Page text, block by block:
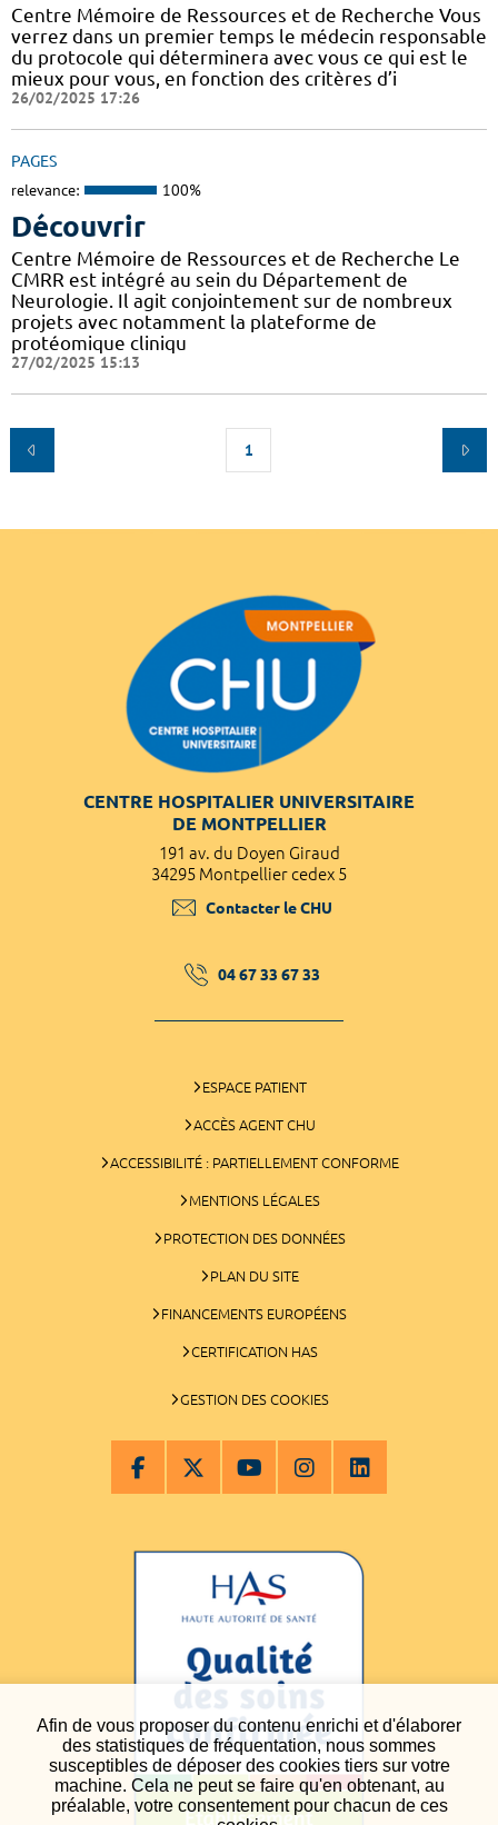
Afin de vous proposer du contenu enrichi et d'élaborer
des statistiques de fréquentation, nous sommes
susceptibles de déposer des cookies tiers sur votre
machine. Cela ne peut se faire qu'en obtenant, au
préalable, votre consentement pour chacun de ces
Centre Mémoire de Ressources et de Recherche Vous
verrez dans un premier temps le médecin responsable
du protocole qui déterminera avec vous ce qui est le
mieux pour vous, en fonction des critères d’i
26/02/2025 17:26
PAGES
relevance: 100%
Découvrir
Centre Mémoire de Ressources et de Recherche Le
CMRR est intégré au sein du Département de
Neurologie. Il agit conjointement sur de nombreux
projets avec notamment la plateforme de
protéomique cliniqu
27/02/2025 15:13
1
CENTRE HOSPITALIER UNIVERSITAIRE
DE MONTPELLIER
191 av. du Doyen Giraud
34295 Montpellier cedex 5
Contacter le CHU
04 67 33 67 33
ESPACE PATIENT
ACCÈS AGENT CHU
ACCESSIBILITÉ : PARTIELLEMENT CONFORME
MENTIONS LÉGALES
PROTECTION DES DONNÉES
PLAN DU SITE
FINANCEMENTS EUROPÉENS
CERTIFICATION HAS
GESTION DES COOKIES